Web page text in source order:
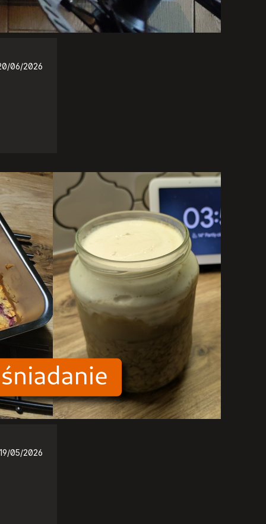
06/2026
19/05/2026